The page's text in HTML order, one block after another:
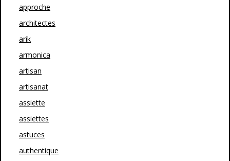
approche
architectes
arik
armonica
artisan
artisanat
assiette
assiettes
astuces
authentique